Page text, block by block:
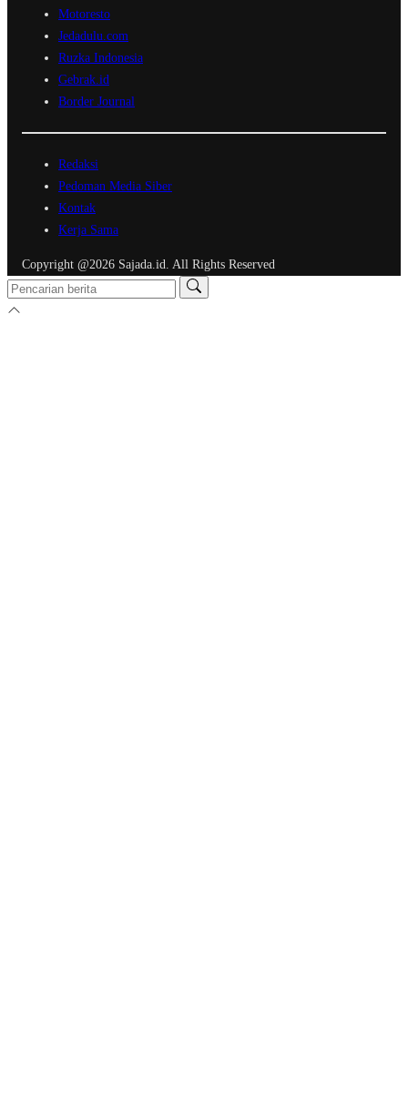
Motoresto
Jedadulu.com
Ruzka Indonesia
Gebrak.id
Border Journal
Redaksi
Pedoman Media Siber
Kontak
Kerja Sama
Copyright @2026 Sajada.id. All Rights Reserved